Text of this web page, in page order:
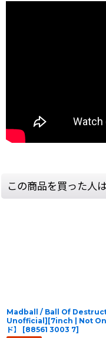
この商品を買った人
Madball / Ball Of
Unofficial][7inch | Not On
ド】
[88561 3003 7]